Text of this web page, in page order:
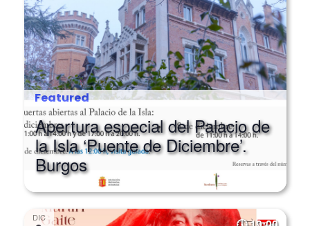
Featured
Apertura especial del Palacio de
la Isla ‘Puente de Diciembre’.
Burgos
DIC